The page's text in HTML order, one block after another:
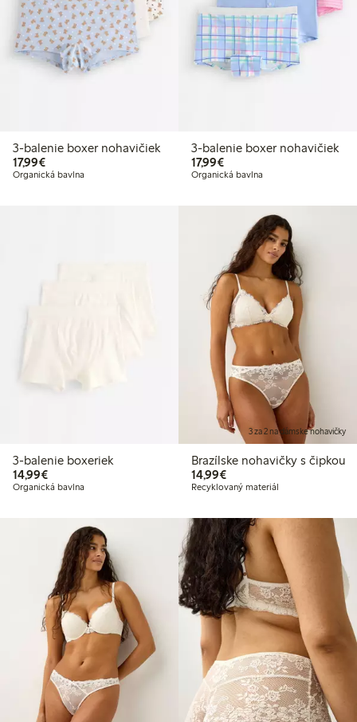
3-balenie boxer nohavičiek
17,99€17,99 €
Organická bavlna
3-balenie boxer nohavičiek
17,99€17,99 €
Organická bavlna
3-balenie boxeriek
14,99€14,99 €
Organická bavlna
3 za 2 na dámske nohavičky
Brazílske nohavičky s čipkou
14,99€14,99 €
Recyklovaný materiál